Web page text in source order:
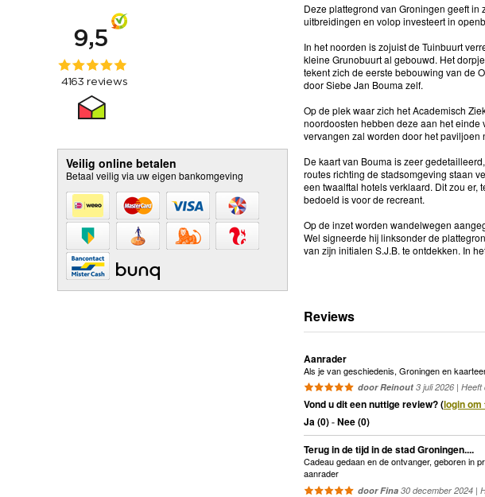
Veilig online betalen
Betaal veilig via uw eigen bankomgeving
Deze plattegrond van Groningen geeft
uitbreidingen en volop investeert in
In het noorden is zojuist de Tuinbuurt
kleine Grunobuurt al gebouwd. Het
tekent zich de eerste bebouwing van de
door Siebe Jan Bouma zelf.
Op de plek waar zich het Academisch
noordoosten hebben deze aan het
vervangen zal worden door het paviljoen
De kaart van Bouma is zeer
routes richting de stadsomgeving staan
een twaalftal hotels verklaard. Dit zou er,
bedoeld is voor de recreant.
Op de inzet worden wandelwegen
Wel signeerde hij linksonder de
van zijn initialen S.J.B. te ontdekken. In
Reviews
Aanrader
Als je van geschiedenis, Groningen en
door Reinout 3 juli 2026 |
Vond u dit een nuttige review? (login om
Ja (0)-Nee (0)
Terug in de tijd in de stad Groningen....
Cadeau gedaan en de ontvanger, geboren in
aanrader
door Fina 30 december 2024 |